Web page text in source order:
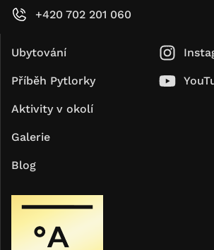
+420 702 201 060
Ubytování
Příběh Pytlorky
Aktivity v okolí
Galerie
Blog